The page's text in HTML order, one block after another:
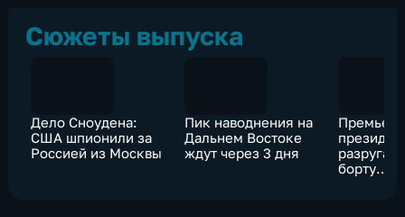
Сюжеты выпуска
Дело Сноудена:
США шпионили за
Россией из Москвы
Пик наводнения на
Дальнем Востоке
ждут через 3 дня
Премьер
борту